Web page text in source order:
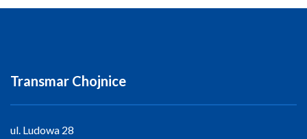
Transmar Chojnice
ul. Ludowa 28